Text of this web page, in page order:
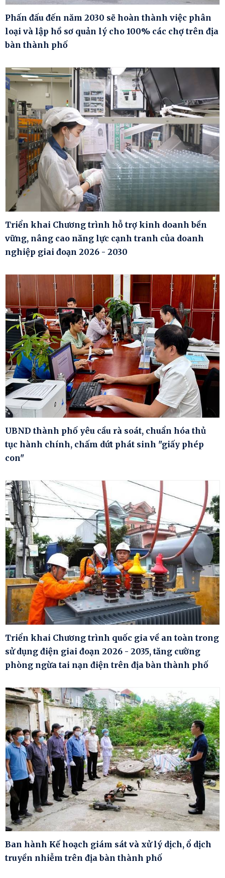
Phấn đấu đến năm 2030 sẽ hoàn thành việc phân
loại và lập hồ sơ quản lý cho 100% các chợ trên địa
bàn thành phố
Triển khai Chương trình hỗ trợ kinh doanh bền
vững, nâng cao năng lực cạnh tranh của doanh
nghiệp giai đoạn 2026 - 2030
UBND thành phố yêu cầu rà soát, chuẩn hóa thủ
tục hành chính, chấm dứt phát sinh "giấy phép
con"
Triển khai Chương trình quốc gia về an toàn trong
sử dụng điện giai đoạn 2026 - 2035, tăng cường
phòng ngừa tai nạn điện trên địa bàn thành phố
Ban hành Kế hoạch giám sát và xử lý dịch, ổ dịch
truyền nhiễm trên địa bàn thành phố